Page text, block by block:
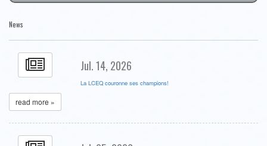
News
Jul. 14, 2026
La LCEQ couronne ses champions!
read more »